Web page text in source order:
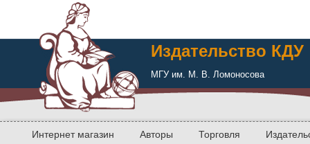
Издательство КДУ
МГУ им. М. В. Ломоносова
Интернет магазин Авторы Торговля